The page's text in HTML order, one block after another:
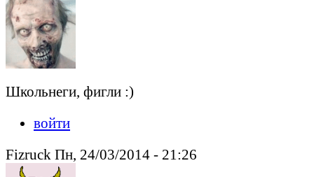
Школьнеги, фигли :)
войти
Fizruck Пн, 24/03/2014 - 21:26